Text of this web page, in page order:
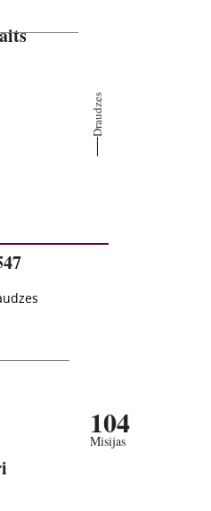
Draudzes
104
Misijas